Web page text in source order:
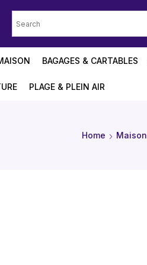
BAGAGES & CARTABLES
PLAGE & PLEIN AIR
Home Maison